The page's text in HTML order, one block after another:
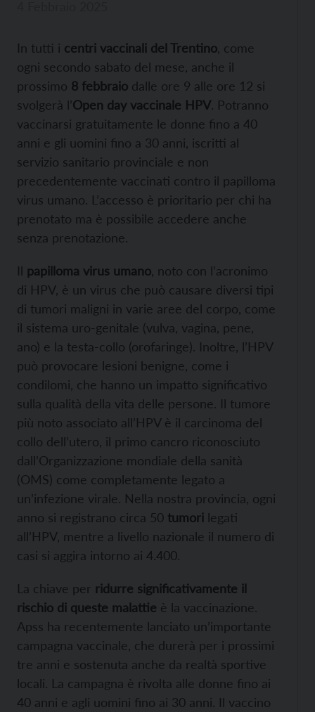
In tutti i centri vaccinali del Trentino , come
ogni secondo sabato del mese, anche il
prossimo 8 febbraio dalle ore 9 alle ore 12 si
svolgerà l’Open day vaccinale HPV. Potranno
vaccinarsi gratuitamente le donne fino a 40
anni e gli uomini fino a 30 anni, iscritti al
servizio sanitario provinciale e non
precedentemente vaccinati contro il papilloma
virus umano. L’accesso è prioritario per chi ha
prenotato ma è possibile accedere anche
senza prenotazione.
Il papilloma virus umano , noto con l’acronimo
di HPV, è un virus che può causare diversi tipi
di tumori maligni in varie aree del corpo, come
il sistema uro-genitale (vulva, vagina, pene,
ano) e la testa-collo (orofaringe). Inoltre, l’HPV
può provocare lesioni benigne, come i
condilomi, che hanno un impatto significativo
sulla qualità della vita delle persone. Il tumore
più noto associato all’HPV è il carcinoma del
collo dell’utero, il primo cancro riconosciuto
dall’Organizzazione mondiale della sanità
(OMS) come completamente legato a
un’infezione virale. Nella nostra provincia, ogni
anno si registrano circa 50 tumori legati
all’HPV, mentre a livello nazionale il numero di
casi si aggira intorno ai 4.400.
La chiave per ridurre significativamente il
rischio di queste malattie è la vaccinazione.
Apss ha recentemente lanciato un’importante
campagna vaccinale, che durerà per i prossimi
tre anni e sostenuta anche da realtà sportive
locali. La campagna è rivolta alle donne fino ai
40 anni e agli uomini fino ai 30 anni. Il vaccino